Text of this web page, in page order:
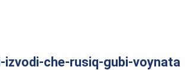
che-rusiq-gubi-voynata